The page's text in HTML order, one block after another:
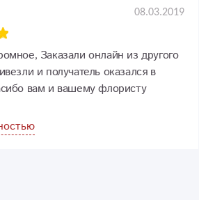
08.03.2019
Заказали онлайн из другого
и получатель оказался в
вам и вашему флористу